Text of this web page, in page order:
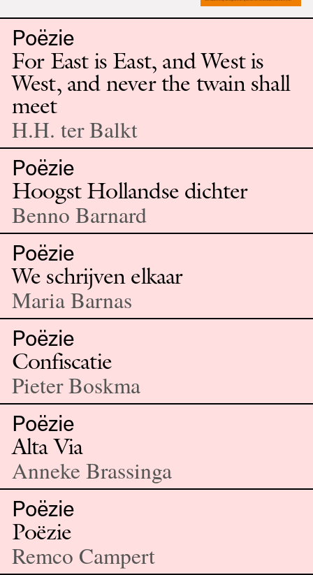
Poëzie
For East is East, and West is
West, and never the twain shall
meet
H.H. ter Balkt
Poëzie
Hoogst Hollandse dichter
Benno Barnard
Poëzie
We schrijven elkaar
Maria Barnas
Poëzie
Confiscatie
Pieter Boskma
Poëzie
Alta Via
Anneke Brassinga
Poëzie
Poëzie
Remco Campert